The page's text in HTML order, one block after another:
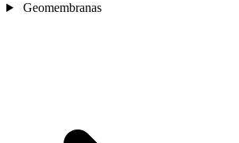
Geomembranas